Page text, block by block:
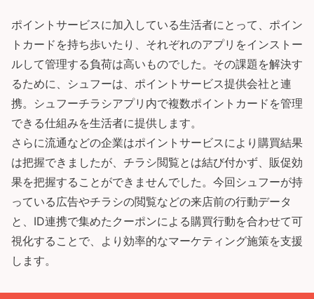
ポイントサービスに加入している生活者にとって、ポイン
トカードを持ち歩いたり、それぞれのアプリをインストー
ルして管理する負荷は高いものでした。その課題を解決す
るために、シュフーは、ポイントサービス提供会社と連
携。シュフーチラシアプリ内で複数ポイントカードを管理
できる仕組みを生活者に提供します。
さらに流通などの企業はポイントサービスにより購買結果
は把握できましたが、チラシ閲覧とは結び付かず、販促効
果を把握することができませんでした。今回シュフーが持
っている広告やチラシの閲覧などの来店前の行動データ
と、ID連携で集めたクーポンによる購買行動を合わせて可
視化することで、より効率的なマーケティング施策を支援
します。